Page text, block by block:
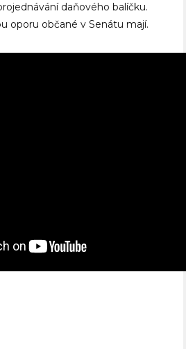
daňového balíčku.
oporu občané v Senátu mají.